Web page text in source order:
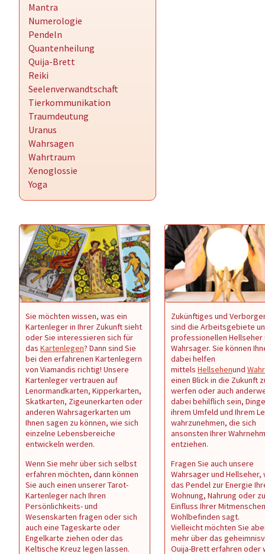
Mantra
Numerologie
Pendeln
Quantenheilung
Quija-Brett
Reiki
Seelenverwandtschaft
Tierkommunikation
Traumdeutung
Uranus
Wahrsagen
Wahrtraum
Xenoglossie
Yoga
Sie möchten wissen, was ein
Kartenleger in Ihrer Zukunft sieht
oder Sie interessieren sich für
das Kartenlegen? Dann sind Sie
bei den erfahrenen Kartenlegern
von Viamandis richtig! Unsere
Kartenleger vertrauen auf
Lenormandkarten, Kipperkarten,
Skatkarten, Zigeunerkarten oder
anderen Wahrsagerkarten um
Ihnen sagen zu können, wie sich
einzelne Lebensbereiche
entwickeln werden.
Wenn Sie mehr über sich selbst
erfahren möchten, dann können
Sie auch einen unserer Tarot-
Kartenleger nach Ihren
Persönlichkeits- und
Wesenskarten fragen oder sich
auch eine Tageskarte oder
Engelkarte ziehen oder das
Keltische Kreuz legen lassen.
Zukünftiges und
sind die Arbeitsgebiete
professionellen Hellseher
Wahrsager. Sie können
dabei helfen
mittels Hellsehenund
einen Blick in die Zukunft
werfen oder auch
dabei behilflich sein,
ihrem Umfeld und Ihrem
wahrzunehmen, die sich
ansonsten Ihrer
entziehen.
Fragen Sie auch unsere
Wahrsager und Hellseher,
das Pendel zur Energie
Wohnung, Nahrung oder
Einfluss Ihrer
Wohlbefinden sagt.
Vielleicht möchten Sie
mehr über das
Ouija-Brett erfahren oder